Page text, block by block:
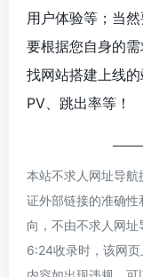
用户体验等；当
要根据您自身的
找网站搭建上线的
PV、跳出率等！
本站不求人网址导
证外部链接的准确
向，不由不求人网
6:24收录时，该网